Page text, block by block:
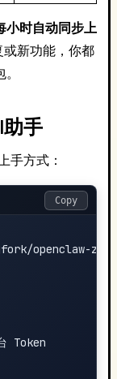
小时自动同步上
新功能，你都
手
手方式：
openclaw-
Token
Copy